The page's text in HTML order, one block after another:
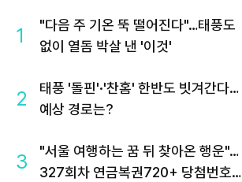
1
"다음 주 기온 뚝 떨어진다"…태풍도
없이 열돔 박살 낸 '이것'
2
태풍 '돌핀'·'찬홈' 한반도 빗겨간다…
예상 경로는?
3
"서울 여행하는 꿈 뒤 찾아온 행운"…
327회차 연금복권720+ 당첨번호조